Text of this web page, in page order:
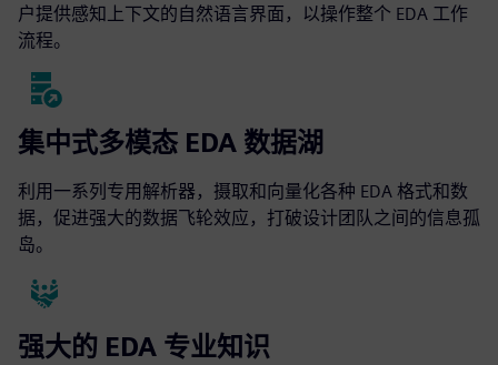
户提供感知上下文的自然语言界面，以操作整个 EDA 工作
流程。
集中式多模态 EDA 数据湖
利用一系列专用解析器，摄取和向量化各种 EDA 格式和数
据，促进强大的数据飞轮效应，打破设计团队之间的信息孤
岛。
强大的 EDA 专业知识